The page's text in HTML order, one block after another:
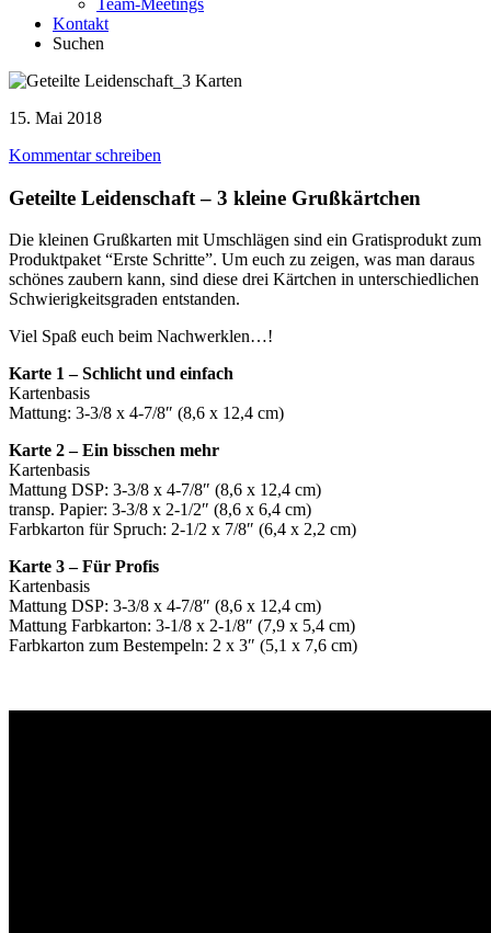
Team-Meetings
Kontakt
Suchen
15. Mai 2018
Kommentar schreiben
Geteilte Leidenschaft – 3 kleine Grußkärtchen
Die kleinen Grußkarten mit Umschlägen sind ein Gratisprodukt zum
Produktpaket “Erste Schritte”. Um euch zu zeigen, was man daraus
schönes zaubern kann, sind diese drei Kärtchen in unterschiedlichen
Schwierigkeitsgraden entstanden.
Viel Spaß euch beim Nachwerklen…!
Karte 1 – Schlicht und einfach
Kartenbasis
Mattung: 3-3/8 x 4-7/8″ (8,6 x 12,4 cm)
Karte 2 – Ein bisschen mehr
Kartenbasis
Mattung DSP: 3-3/8 x 4-7/8″ (8,6 x 12,4 cm)
transp. Papier: 3-3/8 x 2-1/2″ (8,6 x 6,4 cm)
Farbkarton für Spruch: 2-1/2 x 7/8″ (6,4 x 2,2 cm)
Karte 3 – Für Profis
Kartenbasis
Mattung DSP: 3-3/8 x 4-7/8″ (8,6 x 12,4 cm)
Mattung Farbkarton: 3-1/8 x 2-1/8″ (7,9 x 5,4 cm)
Farbkarton zum Bestempeln: 2 x 3″ (5,1 x 7,6 cm)